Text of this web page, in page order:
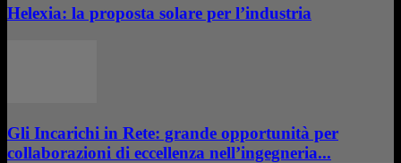
Helexia: la proposta solare per l’industria
Gli Incarichi in Rete: grande opportunità per
collaborazioni di eccellenza nell’ingegneria...